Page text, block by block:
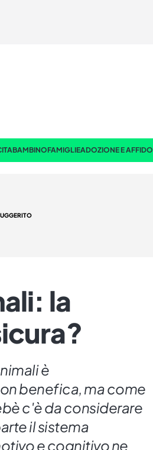
BAMBINOFAMIGLIEADOZIONE E AFFIDO
la
è
benefica, ma come
c'è da considerare
il sistema
e cognitivo ne